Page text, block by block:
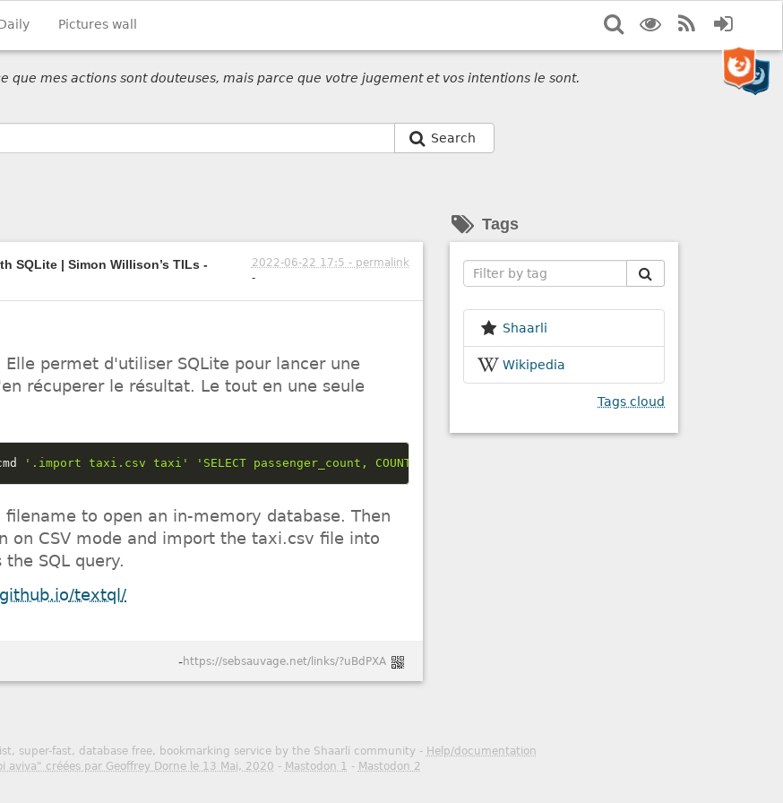
Pictures wall SearchDisplay
RSS
que mes actions sont douteuses, mais parce que votre jugement et vos intentions le sont.
Search
SQLite | Simon Willison’s TILs -
2022-06-22 17:5 - permalink
-
permet d'utiliser SQLite pour lancer une
récuperer le résultat. Le tout en une seule
'.import taxi.csv taxi' 'SELECT passenger_count, COUNT(*), AVG(total_amount) FROM taxi GROUP BY
to open an in-memory database. Then
on CSV mode and import the taxi.csv file into
SQL query.
textql/
-https://sebsauvage.net/links/?uBdPXA
Tags
Shaarli
Wikipedia
Tags cloud
super-fast, database free, bookmarking service by the Shaarli community - Help/documentation
aviva" créées par Geoffrey Dorne le 13 Mai, 2020 - Mastodon 1 - Mastodon 2